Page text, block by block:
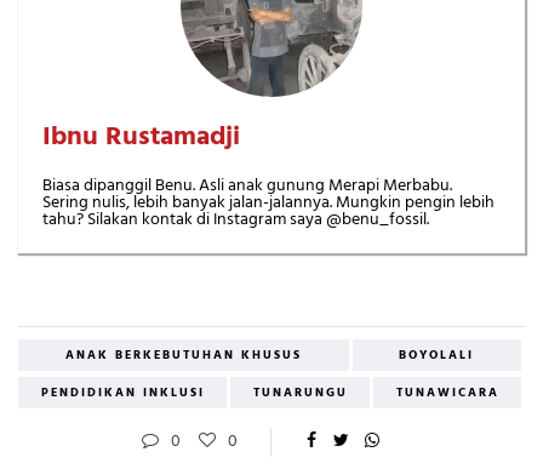
Ibnu Rustamadji
Biasa dipanggil Benu. Asli anak gunung Merapi Merbabu.
Sering nulis, lebih banyak jalan-jalannya. Mungkin pengin lebih
tahu? Silakan kontak di Instagram saya @benu_fossil.
ANAK BERKEBUTUHAN KHUSUS
BOYOLALI
PENDIDIKAN INKLUSI
TUNARUNGU TUNAWICARA
0 0